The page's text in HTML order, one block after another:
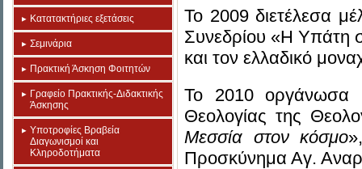
Κατατακτήριες εξετάσεις
Σεμινάρια
Πρακτική Άσκηση Φοιτητών
Γραφείο Πρακτικής-Διδακτικής
Άσκησης
Υποτροφίες Βραβεία
Διαγωνισμοί και
Κληροδοτήματα
Το 2009 διετέλεσα
Συνεδρίου «Η Υπάτη
και τον ελλαδικό
Το 2010 οργάνωσα
Θεολογίας της
Μεσσία στον κόσμο
Προσκύνημα Αγ.